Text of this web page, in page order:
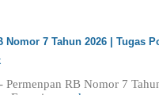
Nomor 7 Tahun 2026 | Tugas
Permenpan RB Nomor 7